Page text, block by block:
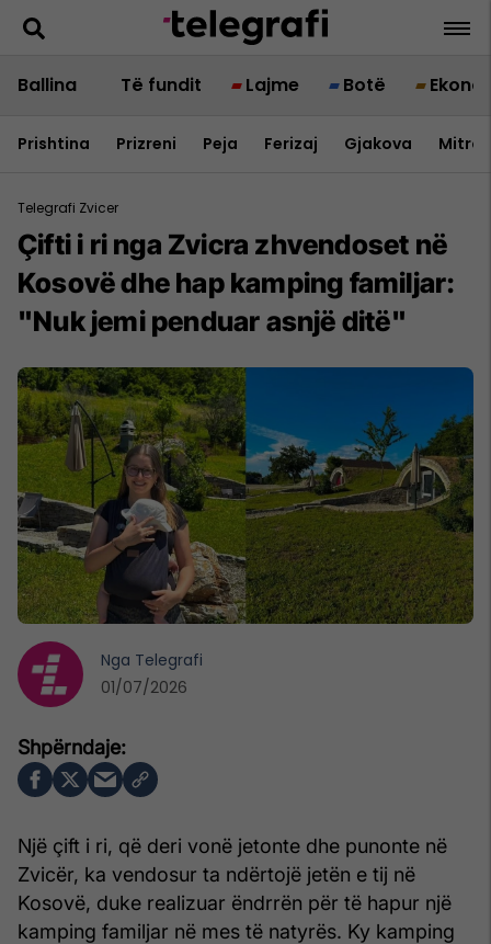
Ballina Të fundit Lajme Botë
Prishtina Prizreni Peja Ferizaj Gjakova
Telegrafi Zvicer
Çifti i ri nga Zvicra zhvendoset në
Kosovë dhe hap kamping familjar:
"Nuk jemi penduar asnjë ditë"
Një çift i ri, që deri vonë jetonte dhe punonte në
Zvicër, ka vendosur ta ndërtojë jetën e tij në
Kosovë, duke realizuar ëndrrën për të hapur një
kamping familjar në mes të natyrës. Ky kamping
Nga Telegrafi
01/07/2026